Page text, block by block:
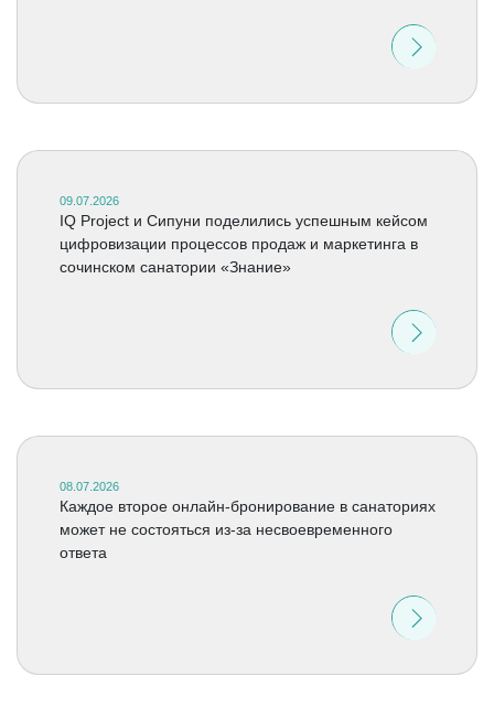
09.07.2026
IQ Project и Сипуни поделились успешным кейсом
цифровизации процессов продаж и маркетинга в
сочинском санатории «Знание»
08.07.2026
Каждое второе онлайн-бронирование в санаториях
может не состояться из-за несвоевременного
ответа